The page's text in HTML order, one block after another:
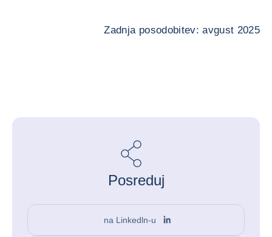
Zadnja posodobitev: avgust 2025
Posreduj
na Linkedln-u